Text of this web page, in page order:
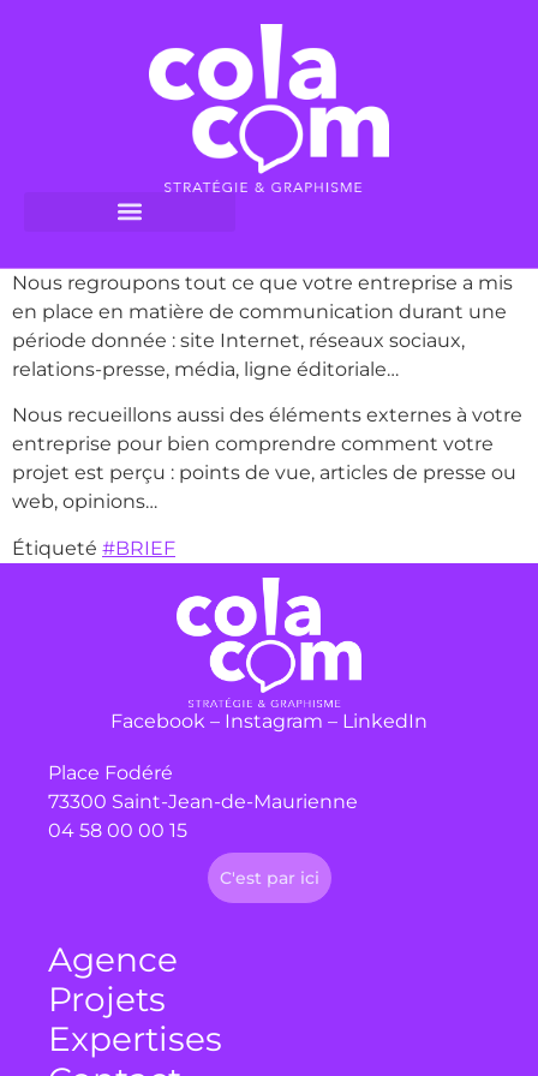
Nous regroupons tout ce que votre entreprise a mis
en place en matière de communication durant une
période donnée : site Internet, réseaux sociaux,
relations-presse, média, ligne éditoriale…
Nous recueillons aussi des éléments externes à votre
entreprise pour bien comprendre comment votre
projet est perçu : points de vue, articles de presse ou
web, opinions…
Étiqueté #BRIEF
C'est par ici
Facebook – Instagram – LinkedIn
Place Fodéré
73300 Saint-Jean-de-Maurienne
04 58 00 00 15
Agence
Projets
Expertises